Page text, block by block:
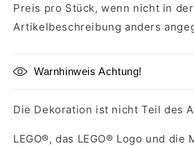
Preis pro Stück, wenn nicht in der
Artikelbeschreibung anders
Warnhinweis Achtung!
Die Dekoration ist nicht Teil des
LEGO®, das LEGO® Logo und die